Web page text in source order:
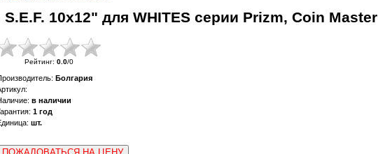
10x12" для WHITES серии Prizm, Coin Master
Рейтинг: 0.0/0
: Болгария
:
: в наличии
: 1 год
: шт.